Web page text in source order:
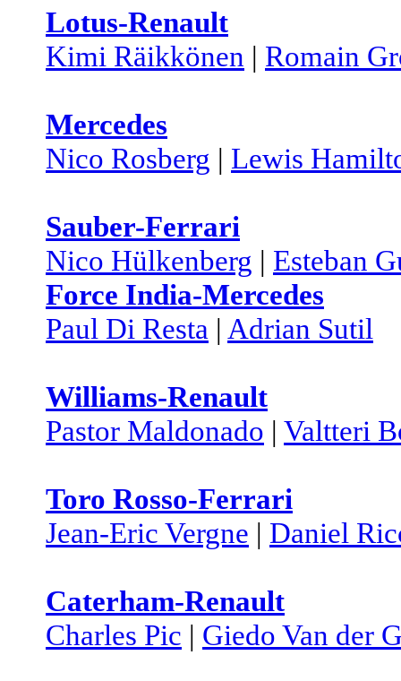
Lotus-Renault
Kimi Räikkönen | Romain
Mercedes
Nico Rosberg | Lewis
Sauber-Ferrari
Nico Hülkenberg | Esteban
Force India-Mercedes
Paul Di Resta | Adrian Sutil
Williams-Renault
Pastor Maldonado | Valtteri
Toro Rosso-Ferrari
Jean-Eric Vergne | Daniel
Caterham-Renault
Charles Pic | Giedo Van der